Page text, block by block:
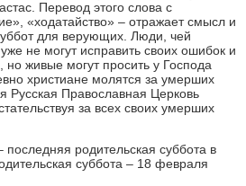
Перевод этого слова с
«ходатайство» – отражает смысл и
для верующих. Люди, чей
не могут исправить своих ошибок и
но живые могут просить у Господа
христиане молятся за умерших
Русская Православная Церковь
за всех своих умерших
последняя родительская суббота в
суббота – 18 февраля